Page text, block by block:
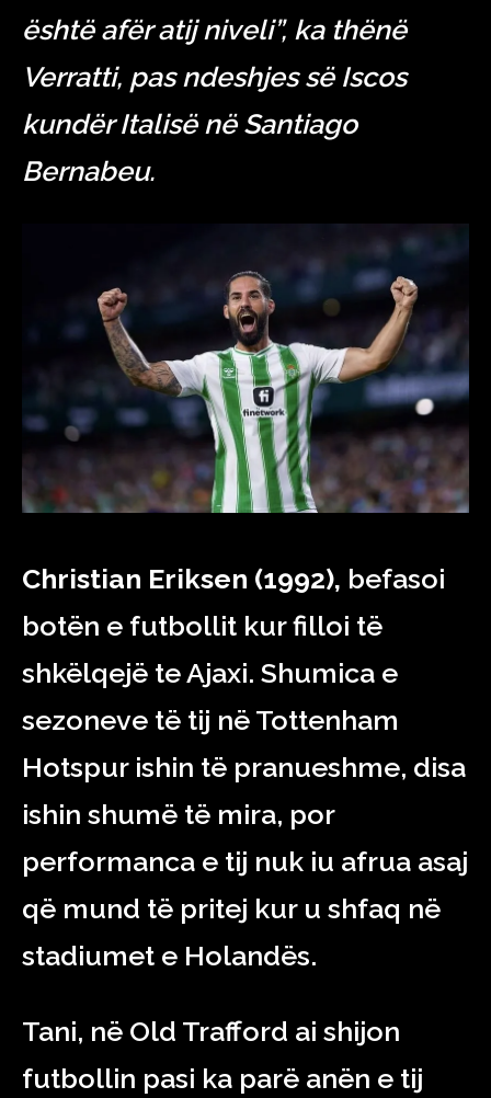
është afër atij niveli”, ka thënë
Verratti, pas ndeshjes së Iscos
kundër Italisë në Santiago
Bernabeu.
Christian Eriksen (1992), befasoi
botën e futbollit kur filloi të
shkëlqejë te Ajaxi. Shumica e
sezoneve të tij në Tottenham
Hotspur ishin të pranueshme, disa
ishin shumë të mira, por
performanca e tij nuk iu afrua asaj
që mund të pritej kur u shfaq në
stadiumet e Holandës.
Tani, në Old Trafford ai shijon
futbollin pasi ka parë anën e tij